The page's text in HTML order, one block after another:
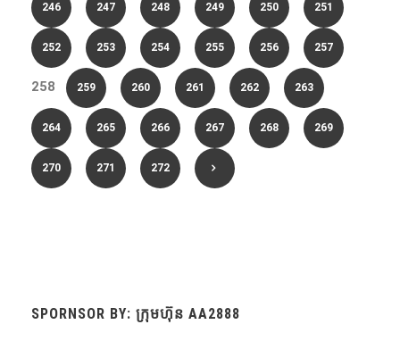
246 247 248 249 250 251
252 253 254 255 256 257
258 259 260 261 262 263
264 265 266 267 268 269
270 271 272
SPORNSOR BY: ក្រុមហ៊ុន AA2888